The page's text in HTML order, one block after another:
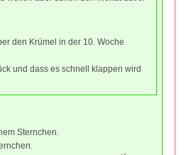
den Krümel in der 10. Woche
und dass es schnell klappen wird
Sternchen.